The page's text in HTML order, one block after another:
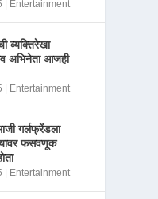
Entertainment
व्यक्तिरेखा
अभिनेता आजही
Entertainment
गर्लफ्रेंडला
फसवणूक
Entertainment